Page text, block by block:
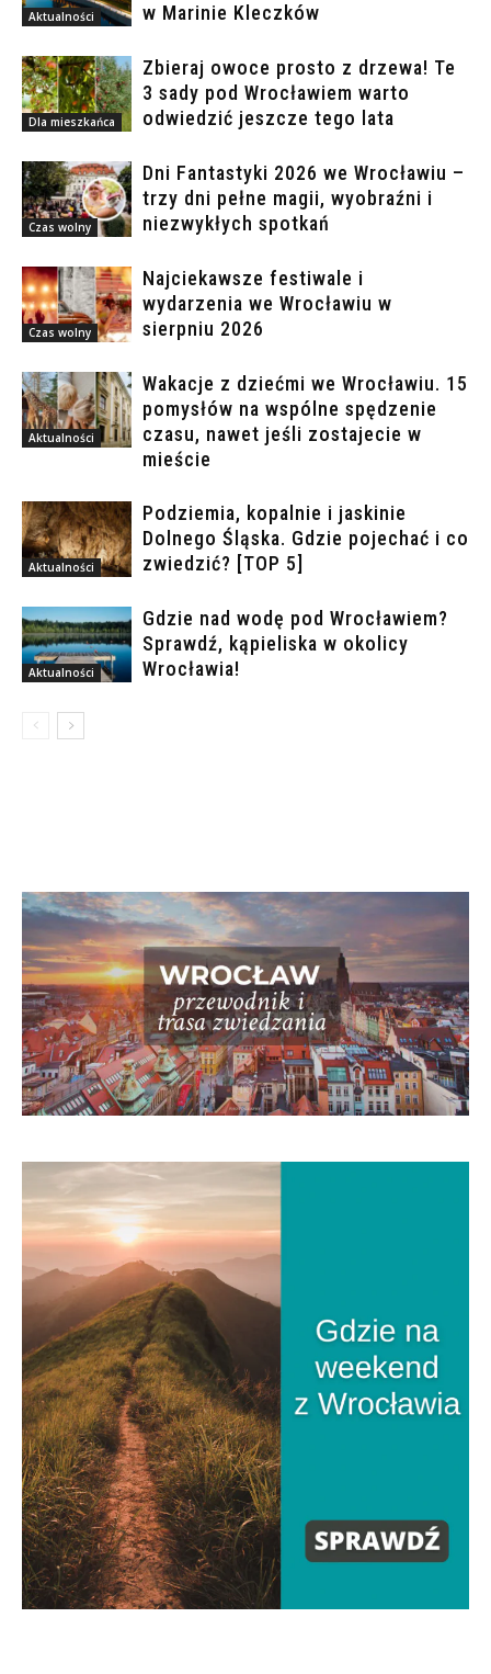
Aktualności w Marinie Kleczków
Dla mieszkańca
Zbieraj owoce prosto z drzewa! Te
3 sady pod Wrocławiem warto
odwiedzić jeszcze tego lata
Czas wolny
Dni Fantastyki 2026 we Wrocławiu –
trzy dni pełne magii, wyobraźni i
niezwykłych spotkań
Czas wolny
Najciekawsze festiwale i
wydarzenia we Wrocławiu w
sierpniu 2026
Aktualności
Wakacje z dziećmi we Wrocławiu. 15
pomysłów na wspólne spędzenie
czasu, nawet jeśli zostajecie w
mieście
Aktualności
Podziemia, kopalnie i jaskinie
Dolnego Śląska. Gdzie pojechać i co
zwiedzić? [TOP 5]
Aktualności
Gdzie nad wodę pod Wrocławiem?
Sprawdź, kąpieliska w okolicy
Wrocławia!